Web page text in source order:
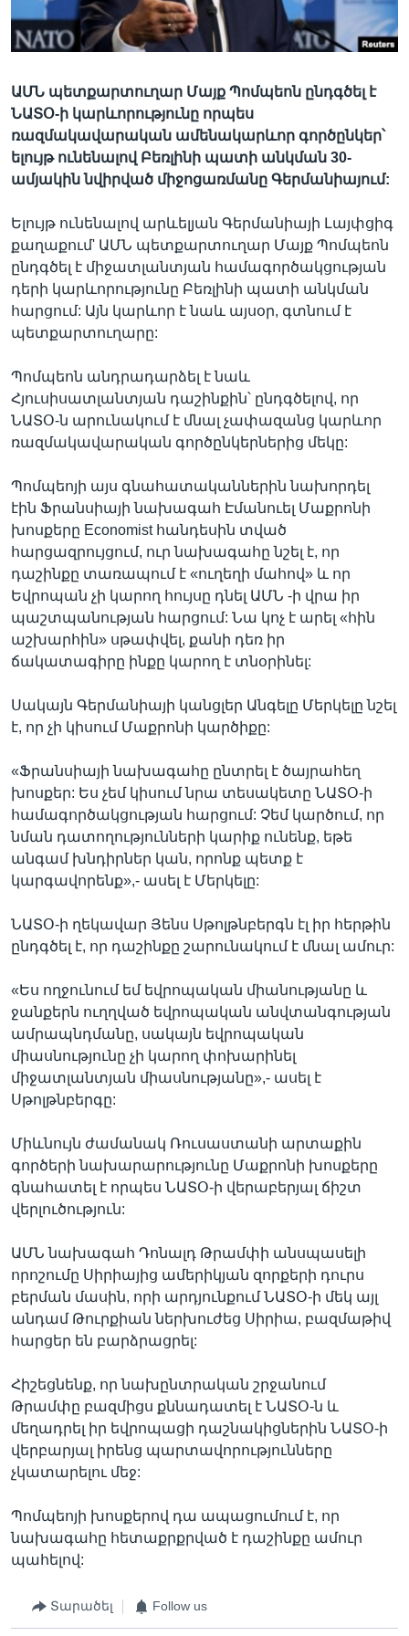
ԱՄՆ պետքարտուղար Մայք Պոմպեոն ընդգծել է
ՆԱՏՕ-ի կարևորությունը որպես
ռազմակավարական ամենակարևոր գործընկեր՝
ելույթ ունենալով Բեռլինի պատի անկման 30-
ամյակին նվիրված միջոցառմանը Գերմանիայում:
Ելույթ ունենալով արևելյան Գերմանիայի Լայփցիգ
քաղաքում' ԱՄՆ պետքարտուղար Մայք Պոմպեոն
ընդգծել է միջատլանտյան համագործակցության
դերի կարևորությունը Բեռլինի պատի անկման
հարցում: Այն կարևոր է նաև այսօր, գտնում է
պետքարտուղարը:
Պոմպեոն անդրադարձել է նաև
Հյուսիսատլանտյան դաշինքին՝ ընդգծելով, որ
ՆԱՏՕ-ն արունակում է մնալ չափազանց կարևոր
ռազմակավարական գործընկերներից մեկը:
Պոմպեոյի այս գնահատականներին նախորդել
էին Ֆրանսիայի նախագահ Էմանուել Մաքրոնի
խոսքերը Economist հանդեսին տված
հարցազրույցում, ուր նախագահը նշել է, որ
դաշինքը տառապում է «ուղեղի մահով» և որ
Եվրոպան չի կարող հույսը դնել ԱՄՆ -ի վրա իր
պաշտպանության հարցում: Նա կոչ է արել «հին
աշխարհին» սթափվել, քանի դեռ իր
ճակատագիրը ինքը կարող է տնօրինել:
Սակայն Գերմանիայի կանցլեր Անգելը Մերկելը նշել
է, որ չի կիսում Մաքրոնի կարծիքը:
«Ֆրանսիայի նախագահը ընտրել է ծայրահեղ
խոսքեր: Ես չեմ կիսում նրա տեսակետը ՆԱՏՕ-ի
համագործակցության հարցում: Չեմ կարծում, որ
նման դատողությունների կարիք ունենք, եթե
անգամ խնդիրներ կան, որոնք պետք է
կարգավորենք»,- ասել է Մերկելը:
ՆԱՏՕ-ի ղեկավար Յենս Սթոլթնբերգն էլ իր հերթին
ընդգծել է, որ դաշինքը շարունակում է մնալ ամուր:
«Ես ողջունում եմ եվրոպական միանությանը և
ջանքերն ուղղված եվրոպական անվտանգության
ամրապնդմանը, սակայն եվրոպական
միասնությունը չի կարող փոխարինել
միջատլանտյան միասնությանը»,- ասել է
Սթոլթնբերգը:
Միևնույն ժամանակ Ռուսաստանի արտաքին
գործերի նախարարությունը Մաքրոնի խոսքերը
գնահատել է որպես ՆԱՏՕ-ի վերաբերյալ ճիշտ
վերլուծություն:
ԱՄՆ նախագահ Դոնալդ Թրամփի անսպասելի
որոշումը Սիրիայից ամերիկյան զորքերի դուրս
բերման մասին, որի արդյունքում ՆԱՏՕ-ի մեկ այլ
անդամ Թուրքիան ներխուժեց Սիրիա, բազմաթիվ
հարցեր են բարձրացրել:
Հիշեցնենք, որ նախընտրական շրջանում
Թրամփը բազմիցս քննադատել է ՆԱՏՕ-ն և
մեղադրել իր եվրոպացի դաշնակիցներին ՆԱՏՕ-ի
վերբարյալ իրենց պարտավորությունները
չկատարելու մեջ:
Պոմպեոյի խոսքերով դա ապացումում է, որ
նախագահը հետաքրքրված է դաշինքը ամուր
պահելով:
Տարածել Follow us